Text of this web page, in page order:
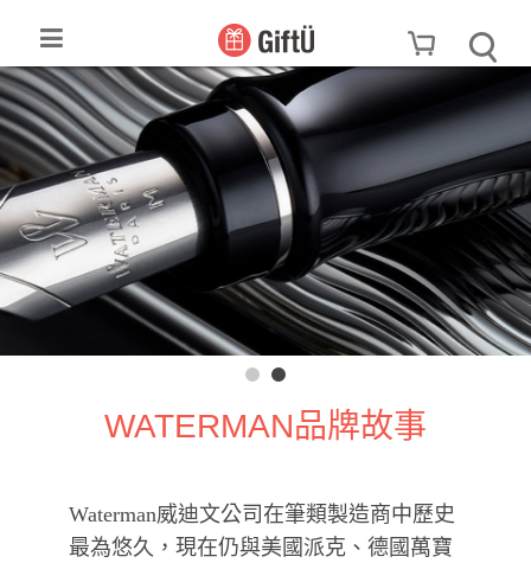
WATERMAN品牌故事
Waterman威迪文公司在筆類製造商中歷史
最為悠久，現在仍與美國派克、德國萬寶